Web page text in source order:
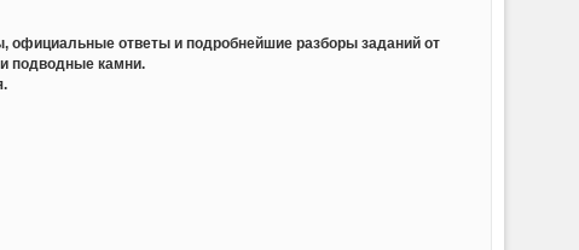
ответы и подробнейшие разборы заданий от
и подводные камни.